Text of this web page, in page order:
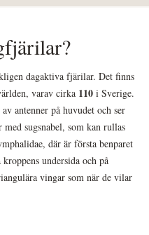
dagaktiva fjärilar. Det finns
varav cirka 110 i Sverige.
antenner på huvudet och ser
sugsnabel, som kan rullas
där är första benparet
undersida och på
vingar som när de vilar